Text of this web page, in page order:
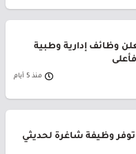
وظائف إدارية وطبية
منذ 5 أيام
وظيفة شاغرة لحديثي